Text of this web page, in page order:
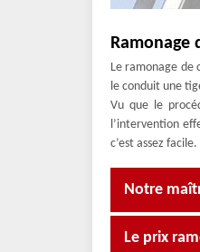
Ramonage
Le ramonage de
le conduit une
Vu que le
l’intervention
c’est assez facile.
Notre
Le prix